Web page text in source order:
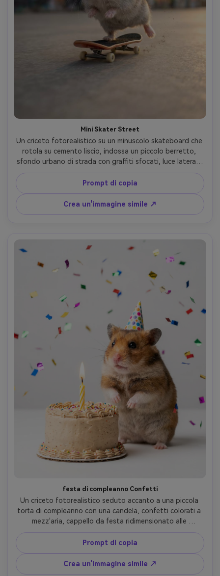
Mini Skater Street
Un criceto fotorealistico su un minuscolo skateboard che
rotola su cemento liscio, indossa un piccolo berretto,
sfondo urbano di strada con graffiti sfocati, luce laterale
dell'ora dorata, congelamento dinamico del movimento,
scattato su Canon R5 35mm f/1.8, angolo basso,
soggetto nitido, vibrazione energica, pelliccia ultra-
realistica e dettagli della zampa- -ar 4:5
Prompt di copia
Crea un'immagine simile ↗
festa di compleanno Confetti
Un criceto fotorealistico seduto accanto a una piccola
torta di compleanno con una candela, confetti colorati a
mezz'aria, cappello da festa ridimensionato alle
dimensioni del criceto, illuminazione di studio brillante,
sfondo pulito, scattato su Nikon Z9 70mm, messa a
fuoco nitida, gradazione di colori vivaci, espressione
adorabile, trama di glassa realistica e pelliccia- -ar 4:5
Prompt di copia
Crea un'immagine simile ↗